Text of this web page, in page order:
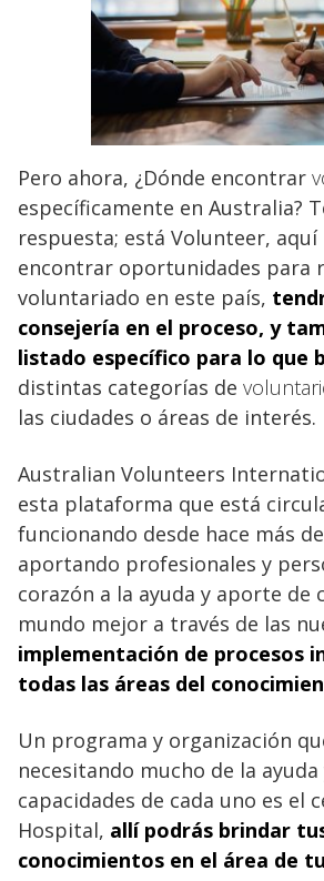
Pero ahora, ¿Dónde encontrar
específicamente en Australia?
respuesta; está Volunteer, aquí
encontrar oportunidades para
voluntariado en este país,
consejería en el proceso, y
listado específico para lo que
distintas categorías de
las ciudades o áreas de interés.
Australian Volunteers
esta plataforma que está
funcionando desde hace más
aportando profesionales y
corazón a la ayuda y aporte de
mundo mejor a través de las
implementación de procesos
todas las áreas del
Un programa y organización
necesitando mucho de la ayuda
capacidades de cada uno es el
Hospital, allí podrás brindar
conocimientos en el área de